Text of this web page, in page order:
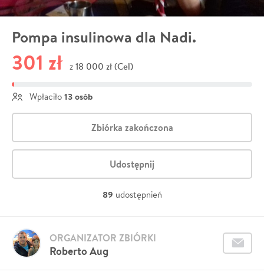
Pompa insulinowa dla Nadi.
301 zł z 18 000 zł (Cel)
Wpłaciło 13 osób
Zbiórka zakończona
Udostępnij
89 udostępnień
Roberto Aug
ORGANIZATOR ZBIÓRKI